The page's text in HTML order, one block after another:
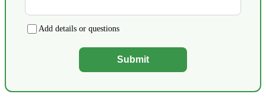
Add details or questions
Submit